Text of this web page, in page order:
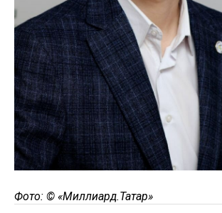
Фото: © «Миллиард.Татар»